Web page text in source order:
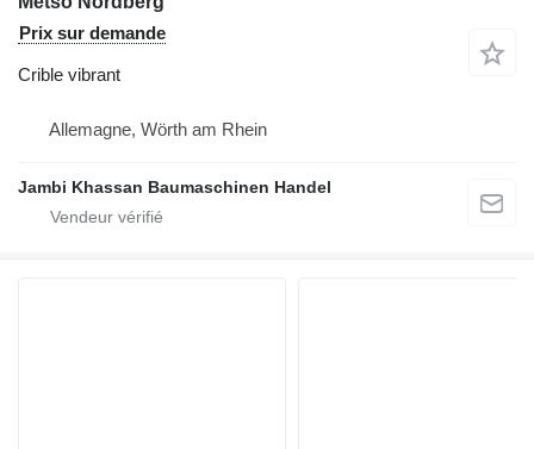
Prix sur demande
Crible vibrant
Allemagne, Wörth am Rhein
Jambi Khassan Baumaschinen Handel